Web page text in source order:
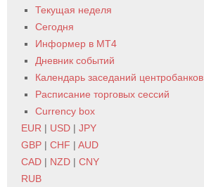
Текущая неделя
Сегодня
Информер в MT4
Дневник событий
Календарь заседаний центробанков
Расписание торговых сессий
Currency box
EUR | USD | JPY
GBP | CHF | AUD
CAD | NZD | CNY
RUB